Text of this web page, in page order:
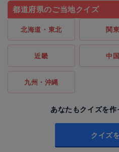
都道府県のご当地クイズ
北海道・東北 関東
近畿 中国
九州・沖縄
あなたもクイズを作
クイズ